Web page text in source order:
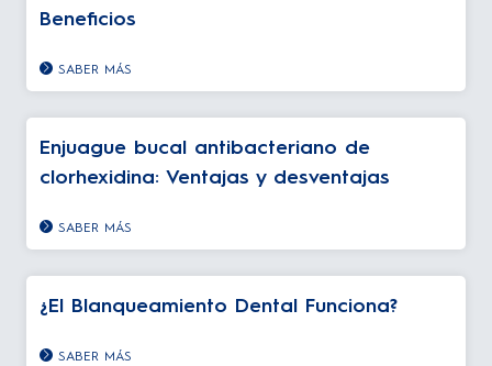
Beneficios
SABER MÁS
Enjuague bucal antibacteriano de
clorhexidina: Ventajas y desventajas
SABER MÁS
¿El Blanqueamiento Dental Funciona?
SABER MÁS